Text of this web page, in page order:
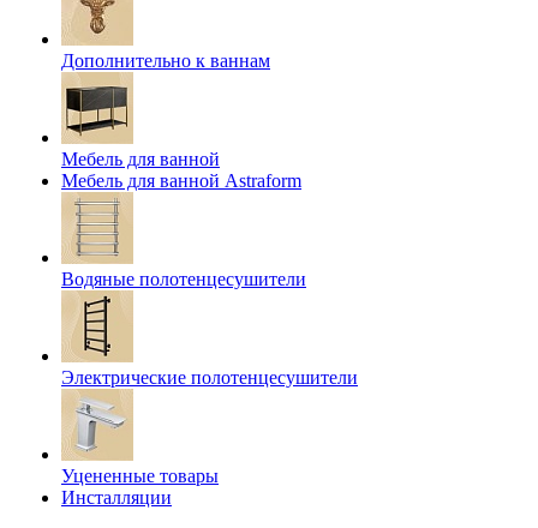
Дополнительно к ваннам
Мебель для ванной
Мебель для ванной Astraform
Водяные полотенцесушители
Электрические полотенцесушители
Уцененные товары
Инсталляции